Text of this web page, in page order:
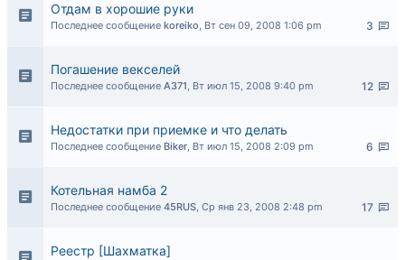
Отдам в хорошие руки
3
Последнее сообщение koreiko, Вт сен 09, 2008 1:06 pm
Погашение векселей
12
Последнее сообщение A371, Вт июл 15, 2008 9:40 pm
Недостатки при приемке и что делать
6
Последнее сообщение Biker, Вт июл 15, 2008 2:09 pm
Котельная намба 2
17
Последнее сообщение 45RUS, Ср янв 23, 2008 2:48 pm
Реестр [Шахматка]